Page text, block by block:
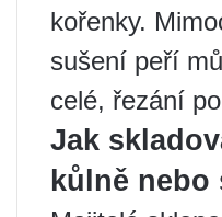
kořenky.
sušení peří
celé, řezání
Jak
kůlně nebo